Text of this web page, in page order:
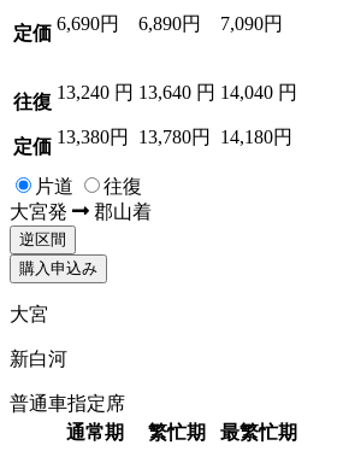
定価 6,690円 6,890円 7,090円
往復
定価
13,240 円
13,380円
13,640 円
13,780円
14,040 円
14,180円
片道
往復
大宮発 郡山着
逆区間
購入申込み
大宮
新白河
普通車指定席
通常期
繁忙期 最繁忙期